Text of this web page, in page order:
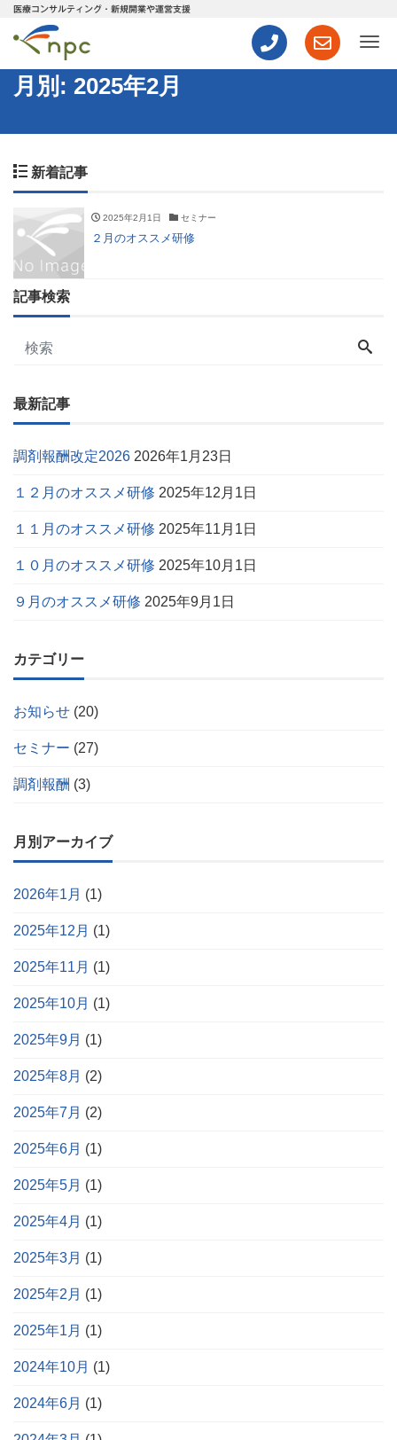
医療コンサルティング・新規開業や運営支援
ナ
月別: 2025年2月
新着記事
2025年2月1日 セミナー
２月のオススメ研修
記事検索
最新記事
調剤報酬改定2026 2026年1月23日
１２月のオススメ研修 2025年12月1日
１１月のオススメ研修 2025年11月1日
１０月のオススメ研修 2025年10月1日
９月のオススメ研修 2025年9月1日
カテゴリー
お知らせ (20)
セミナー (27)
調剤報酬 (3)
月別アーカイブ
2026年1月 (1)
2025年12月 (1)
2025年11月 (1)
2025年10月 (1)
2025年9月 (1)
2025年8月 (2)
2025年7月 (2)
2025年6月 (1)
2025年5月 (1)
2025年4月 (1)
2025年3月 (1)
2025年2月 (1)
2025年1月 (1)
2024年10月 (1)
2024年6月 (1)